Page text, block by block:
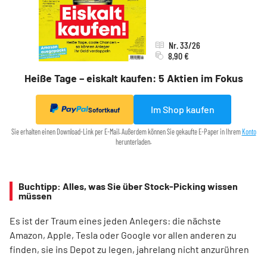
Heiße Tage – eiskalt kaufen: 5 Aktien im Fokus
Nr. 33/26
8,90 €
Sofortkauf Im Shop kaufen
Sie erhalten einen Download-Link per E-Mail. Außerdem können Sie gekaufte E-Paper in Ihrem Konto
herunterladen.
Buchtipp: Alles, was Sie über Stock-Picking wissen
müssen
Es ist der Traum eines jeden Anlegers: die nächste
Amazon, Apple, Tesla oder Google vor allen anderen zu
finden, sie ins Depot zu legen, jahrelang nicht anzurühren